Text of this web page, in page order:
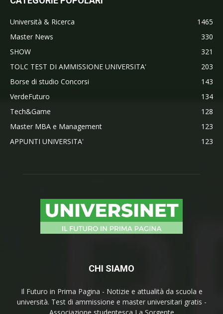
Università & Ricerca
1465
Master News
330
SHOW
321
TOLC TEST DI AMMISSIONE UNIVERSITA'
203
Borse di studio Concorsi
143
VerdeFuturo
134
Tech&Game
128
Master MBA e Management
123
APPUNTI UNIVERSITA'
123
CHI SIAMO
Il Futuro in Prima Pagina - Notizie e attualità da scuola e
università. Test di ammissione e master universitari gratis -